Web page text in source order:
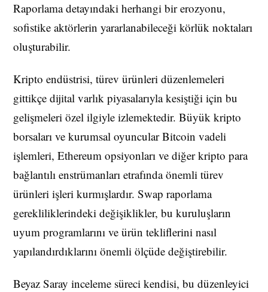
Raporlama detayındaki herhangi bir erozyonu,
sofistike aktörlerin yararlanabileceği körlük noktaları
oluşturabilir.
Kripto endüstrisi, türev ürünleri düzenlemeleri
gittikçe dijital varlık piyasalarıyla kesiştiği için bu
gelişmeleri özel ilgiyle izlemektedir. Büyük kripto
borsaları ve kurumsal oyuncular Bitcoin vadeli
işlemleri, Ethereum opsiyonları ve diğer kripto para
bağlantılı enstrümanları etrafında önemli türev
ürünleri işleri kurmışlardır. Swap raporlama
gerekliliklerindeki değişiklikler, bu kuruluşların
uyum programlarını ve ürün tekliflerini nasıl
yapılandırdıklarını önemli ölçüde değiştirebilir.
Beyaz Saray inceleme süreci kendisi, bu düzenleyici